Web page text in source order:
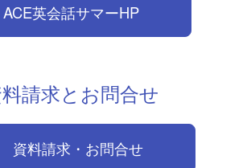
ACE英会話サマーHP
請求とお問合せ
資料請求・お問合せ